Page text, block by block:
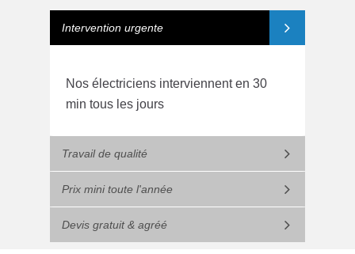
Intervention urgente
Nos électriciens interviennent en 30
min tous les jours
Travail de qualité
Prix mini toute l'année
Devis gratuit & agréé